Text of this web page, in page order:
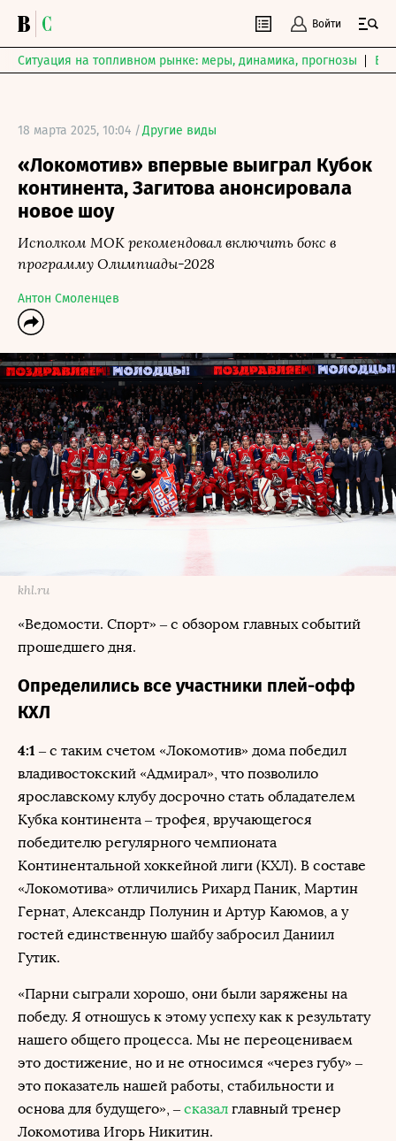
Войти
Ситуация на топливном рынке: меры, динамика, прогнозы
18 марта 2025, 10:04 /Другие виды
«Локомотив» впервые выиграл Кубок
континента, Загитова анонсировала
новое шоу
Исполком МОК рекомендовал включить бокс в
программу Олимпиады-2028
Антон Смоленцев
khl.ru
«Ведомости. Спорт» – с обзором главных событий
прошедшего дня.
Определились все участники плей-офф
КХЛ
4:1 – с таким счетом «Локомотив» дома победил
владивостокский «Адмирал», что позволило
ярославскому клубу досрочно стать обладателем
Кубка континента – трофея, вручающегося
победителю регулярного чемпионата
Континентальной хоккейной лиги (КХЛ). В составе
«Локомотива» отличились Рихард Паник, Мартин
Гернат, Александр Полунин и Артур Каюмов, а у
гостей единственную шайбу забросил Даниил
Гутик.
«Парни сыграли хорошо, они были заряжены на
победу. Я отношусь к этому успеху как к результату
нашего общего процесса. Мы не переоцениваем
это достижение, но и не относимся «через губу» –
это показатель нашей работы, стабильности и
основа для будущего», – сказал главный тренер
Локомотива Игорь Никитин.